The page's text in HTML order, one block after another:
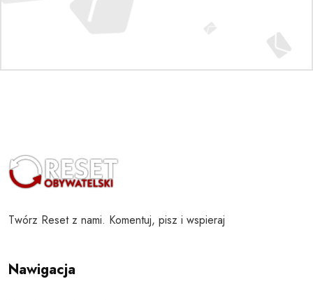
Twórz Reset z nami. Komentuj, pisz i wspieraj
Nawigacja